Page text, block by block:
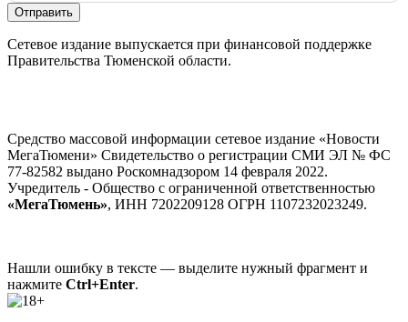
Отправить
Сетевое издание выпускается при финансовой поддержке
Правительства Тюменской области.
Средство массовой информации сетевое издание «Новости
МегаТюмени» Свидетельство о регистрации СМИ ЭЛ № ФС
77-82582 выдано Роскомнадзором 14 февраля 2022.
Учредитель - Общество с ограниченной ответственностью
«МегаТюмень», ИНН 7202209128 ОГРН 1107232023249.
Нашли ошибку в тексте — выделите нужный фрагмент и
нажмите Ctrl+Enter.